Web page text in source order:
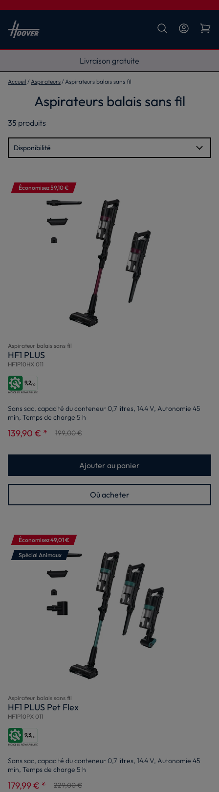
Livraison gratuite
Accueil Aspirateurs Aspirateurs balais sans fil
Aspirateurs balais sans fil
35 produits
Économisez 59,10 €
Aspirateur balais sans fil
HF1 PLUS
HF1P10HX 011
9,2/10
Sans sac, capacité du conteneur 0,7 litres, 14.4 V, Autonomie 45
min, Temps de charge 5 h
139,90 € * 199,00 €
Ajouter au panier
Où acheter
Économisez 49,01 €
Spécial Animaux
Aspirateur balais sans fil
HF1 PLUS Pet Flex
HF1P10PX 011
9,3/10
Sans sac, capacité du conteneur 0,7 litres, 14.4 V, Autonomie 45
min, Temps de charge 5 h
179,99 € * 229,00 €